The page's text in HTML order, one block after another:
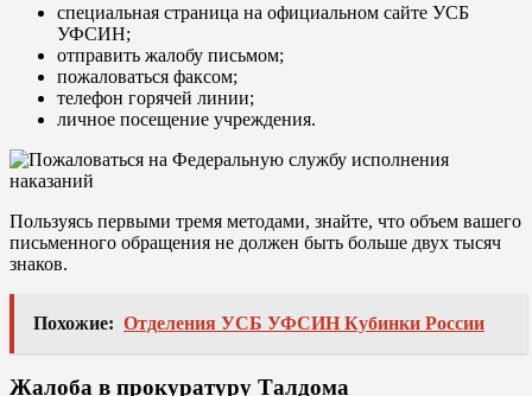
специальная страница на официальном сайте УСБ
УФСИН;
отправить жалобу письмом;
пожаловаться факсом;
телефон горячей линии;
личное посещение учреждения.
Пользуясь первыми тремя методами, знайте, что объем вашего
письменного обращения не должен быть больше двух тысяч
знаков.
Похожие: Отделения УСБ УФСИН Кубинки России
Жалоба в прокуратуру Талдома